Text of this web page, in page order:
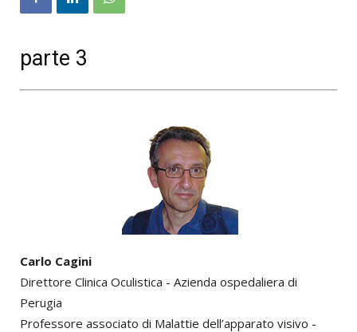
parte 3
Carlo Cagini
Direttore Clinica Oculistica - Azienda ospedaliera di
Perugia
Professore associato di Malattie dell’apparato visivo -